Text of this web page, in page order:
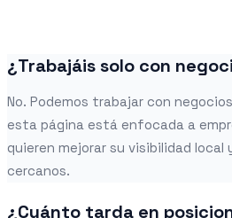
¿Trabajáis solo con
No. Podemos trabajar con
esta página está enfocada a
quieren mejorar su visibilidad
cercanos.
¿Cuánto tarda en